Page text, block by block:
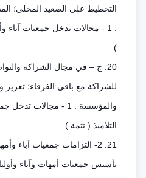
التخطيط على الصعيد المحلي؛
. 1 - مجالات تدخل جمعيات آباء
).
20. ج – في مجال الشراكة
للشراكة مع باقي الفرقاء؛
والمؤسسة . 1 - مجالات
التلاميذ ( تتمة ).
21. 2- التزامات جمعيات آباء
تأسيس جمعيات أمهات وآباء